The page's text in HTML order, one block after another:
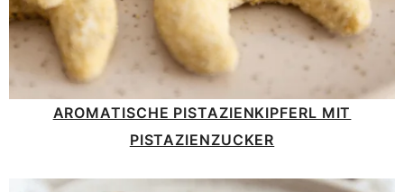
AROMATISCHE PISTAZIENKIPFERL MIT
PISTAZIENZUCKER